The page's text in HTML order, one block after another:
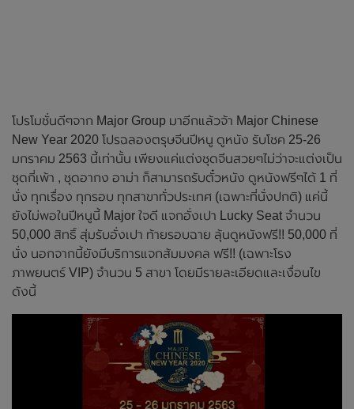
โปรโมชั่นดีๆจาก Major Group มาอีกแล้วจ้า Major Chinese
New Year 2020 โปรฉลองตรุษจีนปีหนู ดูหนัง รับโชค 25-26
มกราคม 2563 นี้เท่านั้น เพียงแค่แต่งชุดจีนสวยๆไม่ว่าจะแต่งเป็น
ชุดกี่เพ้า , ชุดอากง อาม่า ก็สามารถรับตั๋วหนัง ดูหนังฟรีๆได้ 1 ที่
นั่ง ทุกเรื่อง ทุกรอบ ทุกสาขาทั่วประเทศ (เฉพาะที่นั่งปกติ) แค่นี้
ยังไม่พอในปีหนูนี้ Major ใจดี แจกอั่งเปา Lucky Seat จำนวน
50,000 สิทธิ์ สุ่มรับอั่งเปา ท้ายรอบฉาย ลุ้นดูหนังฟรี!! 50,000 ที่
นั่ง นอกจากนี้ยังมีบริการแจกส้มมงคล ฟรี!! (เฉพาะโรง
ภาพยนตร์ VIP) จำนวน 5 สาขา โดยมีรายละเอียดและเงื่อนไข
ดังนี้